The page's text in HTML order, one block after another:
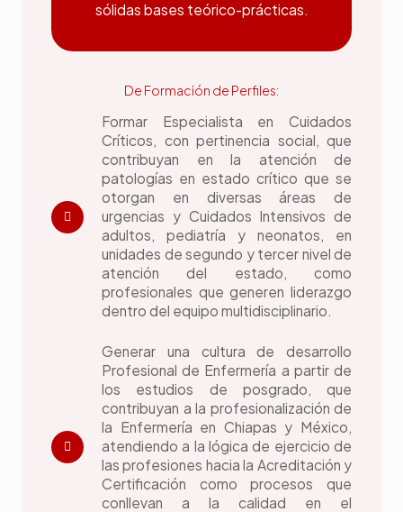
sólidas bases teórico-prácticas.
De Formación de Perfiles:
Formar Especialista en Cuidados
Críticos, con pertinencia social, que
contribuyan en la atención de
patologías en estado crítico que se
otorgan en diversas áreas de
urgencias y Cuidados Intensivos de
adultos, pediatría y neonatos, en
unidades de segundo y tercer nivel de
atención del estado, como
profesionales que generen liderazgo
dentro del equipo multidisciplinario.
Generar una cultura de desarrollo
Profesional de Enfermería a partir de
los estudios de posgrado, que
contribuyan a la profesionalización de
la Enfermería en Chiapas y México,
atendiendo a la lógica de ejercicio de
las profesiones hacia la Acreditación y
Certificación como procesos que
conllevan a la calidad en el